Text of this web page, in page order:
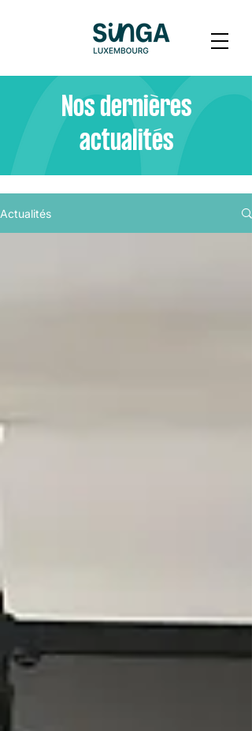
Nos dernières
actualités
Actualités